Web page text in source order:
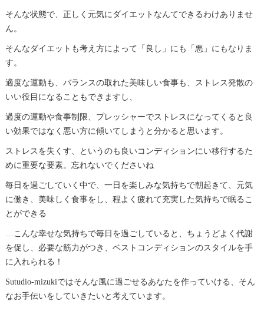
そんな状態で、正しく元気にダイエットなんてできるわけありませ
ん。
そんなダイエットも考え方によって「良し」にも「悪」にもなりま
す。
適度な運動も、バランスの取れた美味しい食事も、ストレス発散の
いい役目になることもできますし、
過度の運動や食事制限、プレッシャーでストレスになってくると良
い効果ではなく悪い方に傾いてしまうと分かると思います。
ストレスを失くす、というのも良いコンディションにい移行するた
めに重要な要素。忘れないでくださいね
毎日を過ごしていく中で、一日を楽しみな気持ちで朝起きて、元気
に働き、美味しく食事をし、程よく疲れて充実した気持ちで眠るこ
とができる
…こんな幸せな気持ちで毎日を過ごしていると、ちょうどよく代謝
を促し、必要な筋力がつき、ベストコンディションのスタイルを手
に入れられる！
Sutudio-mizukiではそんな風に過ごせるあなたを作っていける、そん
なお手伝いをしていきたいと考えています。